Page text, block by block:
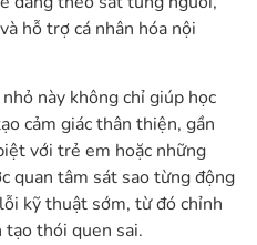
hỗ trợ cá nhân hóa nội
này không chỉ giúp học
cảm giác thân thiện, gần
với trẻ em hoặc những
quan tâm sát sao từng động
kỹ thuật sớm, từ đó chỉnh
tạo thói quen sai.